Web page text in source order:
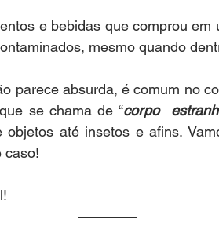
e bebidas que comprou
mesmo quando
parece absurda, é comum no
se chama de “corpo
objetos até insetos e afins.
caso!